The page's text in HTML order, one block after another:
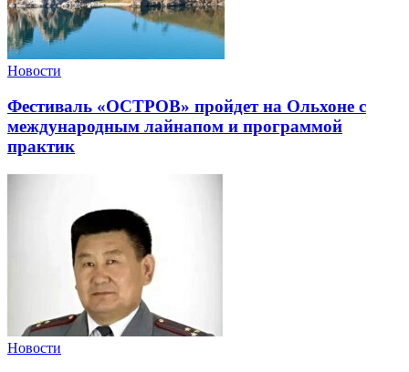
Новости
Фестиваль «ОСТРОВ» пройдет на Ольхоне с
международным лайнапом и программой
практик
Новости